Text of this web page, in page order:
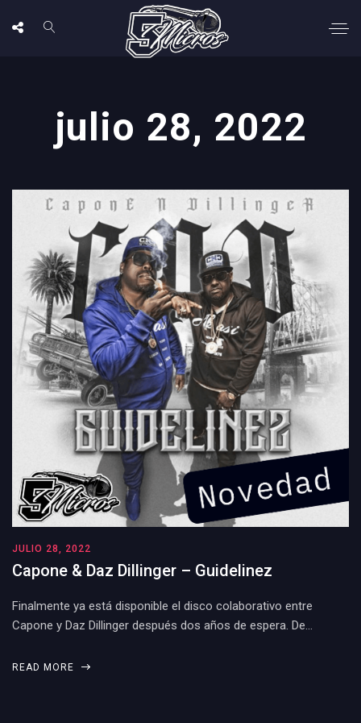
julio 28, 2022
JULIO 28, 2022
Capone & Daz Dillinger – Guidelinez
Finalmente ya está disponible el disco colaborativo entre
Capone y Daz Dillinger después dos años de espera. De…
READ MORE